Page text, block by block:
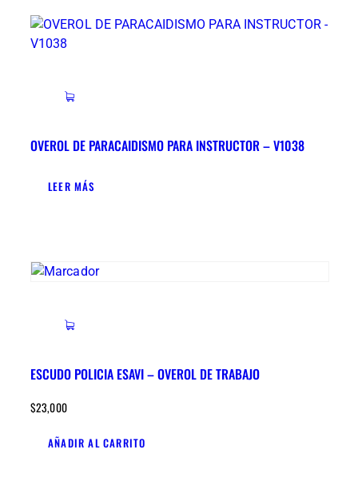
OVEROL DE PARACAIDISMO PARA INSTRUCTOR – V1038
LEER MÁS
ESCUDO POLICIA ESAVI – OVEROL DE TRABAJO
$23,000
AÑADIR AL CARRITO